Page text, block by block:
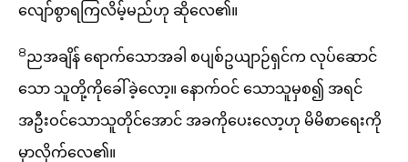
လျော်စွာရကြလိမ့်မည်ဟု ဆိုလေ၏။
8ညအချိန် ရောက်သောအခါ စပျစ်ဥယျာဉ်ရှင်က လုပ်ဆောင်
သော သူတို့ကိုခေါ်ခဲ့လော့။ နောက်ဝင် သောသူမှစ၍ အရင်
အဦးဝင်သောသူတိုင်အောင် အခကိုပေးလော့ဟု မိမိစာရေးကို
မှာလိုက်လေ၏။